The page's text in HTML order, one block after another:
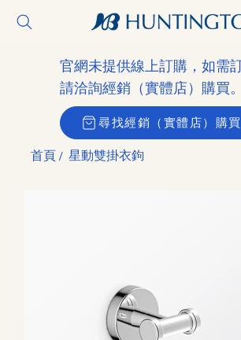
首頁 / 星動雙掛衣鉤
官網未提供線上訂購，如需
請洽詢經銷（實體店）購買。
尋找經銷（實體店）購買